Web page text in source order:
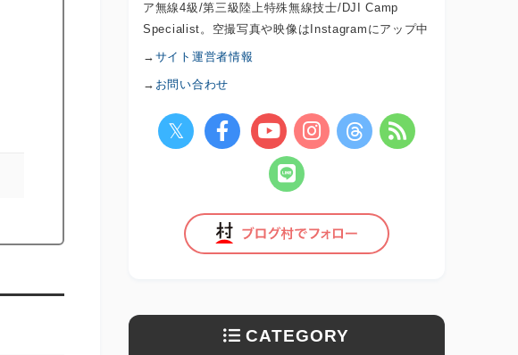
ア無線4級/第三級陸上特殊無線技士/DJI Camp
Specialist。空撮写真や映像はInstagramにアップ中
→ サイト運営者情報
→ お問い合わせ
CATEGORY